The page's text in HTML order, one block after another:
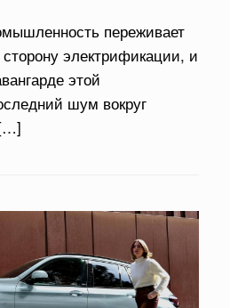
переживает
электрификации, и
этой
шум вокруг